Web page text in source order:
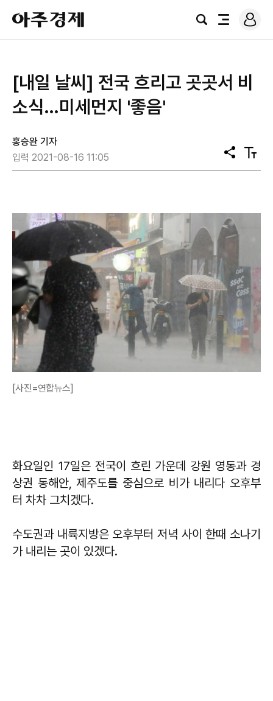
아
주
경
검
전
로
그
[내일 날씨] 전국 흐리고 곳곳서 비
소식…미세먼지 '좋음'
홍승완 기자
입력 2021-08-16 11:05
공
유
텍
스
[사진=연합뉴스]
화요일인 17일은 전국이 흐린 가운데 강원 영동과 경
상권 동해안, 제주도를 중심으로 비가 내리다 오후부
터 차차 그치겠다.
수도권과 내륙지방은 오후부터 저녁 사이 한때 소나기
가 내리는 곳이 있겠다.